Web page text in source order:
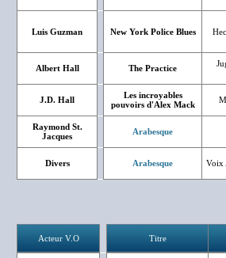
Luis Guzman New York Police Blues
Albert Hall The Practice
J.D. Hall
Les incroyables
pouvoirs d'Alex Mack
Raymond St.
Jacques
Arabesque
Divers Arabesque Voix
Acteur V.O Titre